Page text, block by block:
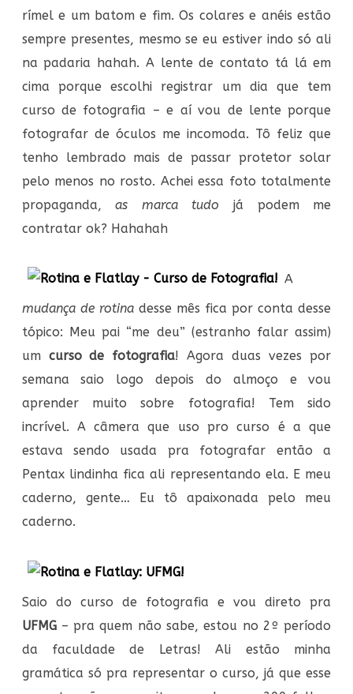
rímel e um batom e fim. Os colares e anéis estão
sempre presentes, mesmo se eu estiver indo só ali
na padaria hahah. A lente de contato tá lá em
cima porque escolhi registrar um dia que tem
curso de fotografia – e aí vou de lente porque
fotografar de óculos me incomoda. Tô feliz que
tenho lembrado mais de passar protetor solar
pelo menos no rosto. Achei essa foto totalmente
propaganda,as marca tudo já podem me
contratar ok? Hahahah
A
mudança de rotina desse mês fica por conta desse
tópico: Meu pai “me deu” (estranho falar assim)
um curso de fotografia! Agora duas vezes por
semana saio logo depois do almoço e vou
aprender muito sobre fotografia! Tem sido
incrível. A câmera que uso pro curso é a que
estava sendo usada pra fotografar então a
Pentax lindinha fica ali representando ela. E meu
caderno, gente… Eu tô apaixonada pelo meu
caderno.
Saio do curso de fotografia e vou direto pra
UFMG– pra quem não sabe, estou no 2º período
da faculdade de Letras! Ali estão minha
gramática só pra representar o curso, já que esse